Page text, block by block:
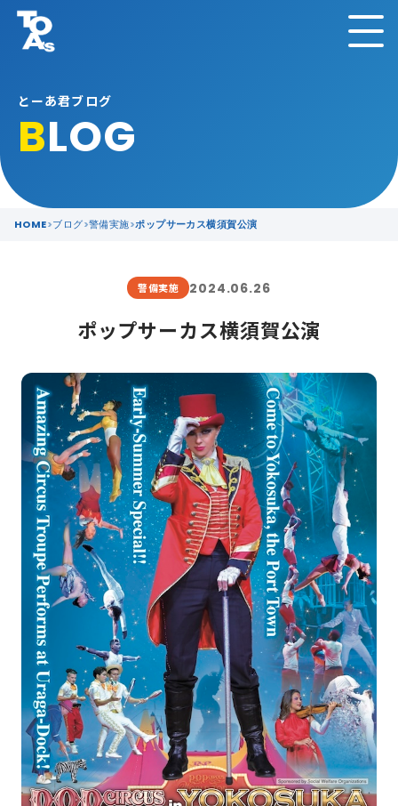
とーあ君ブログ
BLOG
HOME ブログ 警備実施 ポップサーカス横須賀公演
警備実施 2024.06.26
ポップサーカス横須賀公演